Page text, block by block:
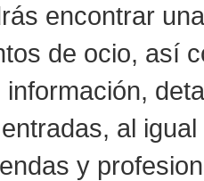
encontrar
de ocio, así
al
y